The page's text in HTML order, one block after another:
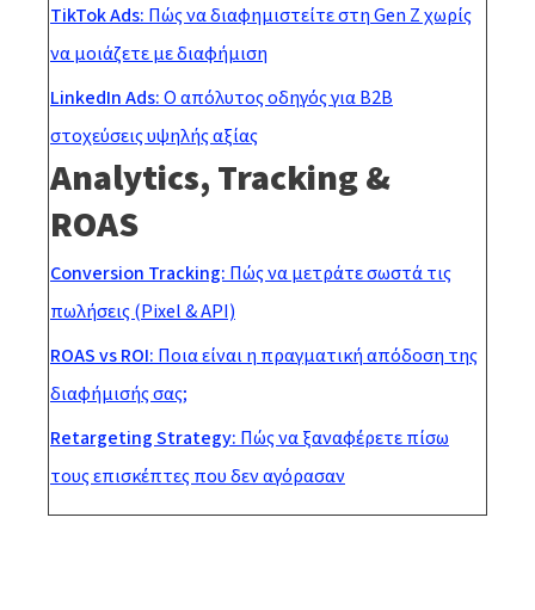
TikTok Ads: Πώς να διαφημιστείτε στη Gen Z χωρίς
να μοιάζετε με διαφήμιση
LinkedIn Ads:Ο απόλυτος οδηγός για B2B
στοχεύσεις υψηλής αξίας
Analytics, Tracking &
ROAS
Conversion Tracking: Πώς να μετράτε σωστά τις
πωλήσεις (Pixel & API)
ROAS vs ROI: Ποια είναι η πραγματική απόδοση της
διαφήμισής σας;
Retargeting Strategy: Πώς να ξαναφέρετε πίσω
τους επισκέπτες που δεν αγόρασαν